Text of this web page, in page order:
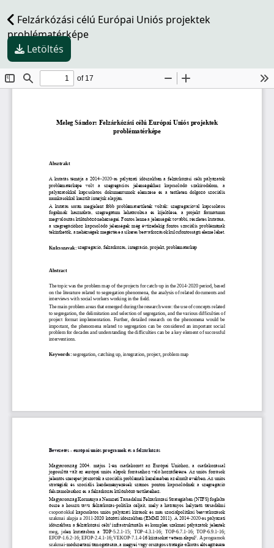
Felzárkózási célú Európai Uniós projektek
problématérképe
Letöltés